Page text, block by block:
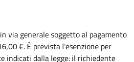
via generale soggetto al pagamento
€. É prevista l'esenzione per
indicati dalla legge: il richiedente